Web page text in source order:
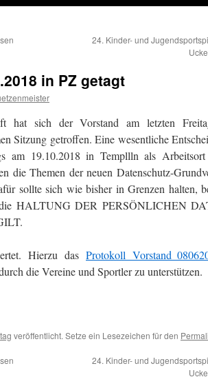
24. Kinder- und
in PZ getagt
hat sich der Vorstand am letzten
Sitzung getroffen. Eine wesentliche
am 19.10.2018 in Templlln als
die Themen der neuen Datenschutz-
sollte sich wie bisher in Grenzen halten,
HALTUNG DER PERSÖNLICHEN
Hierzu das Protokoll
die Vereine und Sportler zu unterstützen.
veröffentlicht. Setze ein Lesezeichen für den
24. Kinder- und